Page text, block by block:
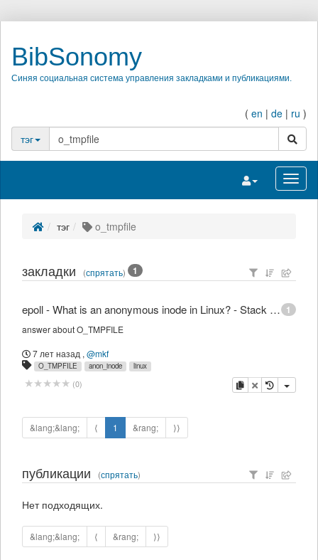
BibSonomy
Синяя социальная система управления закладками и публикациями.
( en | de | ru )
тэг
поиск
Переключить
тэг o_tmpfile
закладки (спрятать) 1
1
epoll - What is an anonymous inode in Linux? - Stack Overflow
answer about O_TMPFILE
7 лет назад , @mkf
O_TMPFILE anon_inode linux
(0) копировать
удалить
&lang;&lang; ⟨ 1 &rang; ⟩⟩
публикации (спрятать)
Нет подходящих.
&lang;&lang; ⟨ &rang; ⟩⟩